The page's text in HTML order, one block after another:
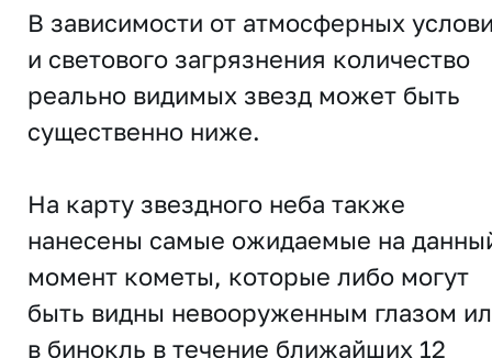
В зависимости от атмосферных
и светового загрязнения количество
реально видимых звезд может быть
существенно ниже.
На карту звездного неба также
нанесены самые ожидаемые на
момент кометы, которые либо могут
быть видны невооруженным глазом
в бинокль в течение ближайших 12